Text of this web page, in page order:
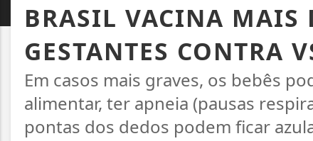
BRASIL VACINA MAIS
GESTANTES CONTRA
Em casos mais graves, os bebês
alimentar, ter apneia (pausas
pontas dos dedos podem ficar